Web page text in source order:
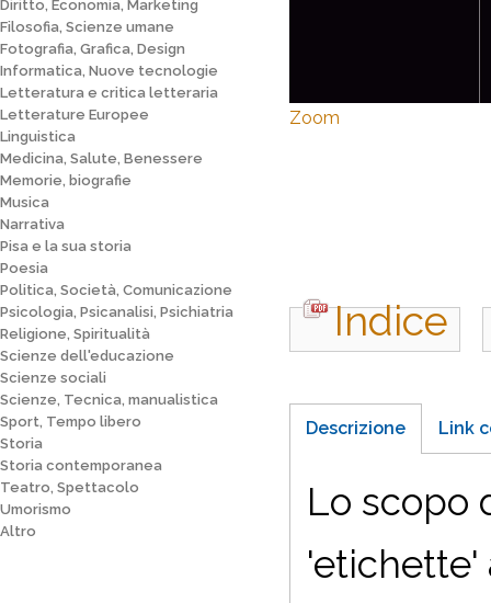
Diritto, Economia, Marketing
Filosofia, Scienze umane
Fotografia, Grafica, Design
Informatica, Nuove tecnologie
Letteratura e critica letteraria
Letterature Europee
Linguistica
Medicina, Salute, Benessere
Memorie, biografie
Musica
Narrativa
Pisa e la sua storia
Poesia
Politica, Società, Comunicazione
Psicologia, Psicanalisi, Psichiatria
Religione, Spiritualità
Scienze dell'educazione
Scienze sociali
Scienze, Tecnica, manualistica
Sport, Tempo libero
Storia
Storia contemporanea
Teatro, Spettacolo
Umorismo
Altro
Zoom
Indice
Descrizione Link
Lo scopo
'etichette'